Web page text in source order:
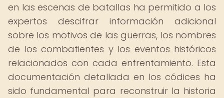
en las escenas de batallas ha permitido a los
expertos descifrar información adicional
sobre los motivos de las guerras, los nombres
de los combatientes y los eventos históricos
relacionados con cada enfrentamiento. Esta
documentación detallada en los códices ha
sido fundamental para reconstruir la historia